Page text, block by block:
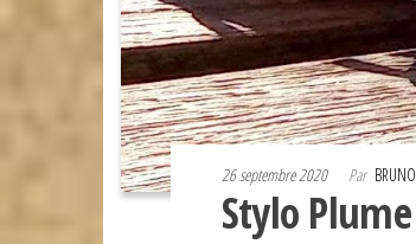
26 septembre 2020 Par BRUNO
Stylo